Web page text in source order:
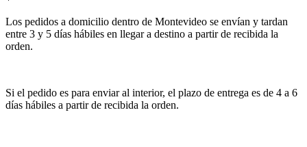
Los pedidos a domicilio dentro de Montevideo se envían y tardan
entre 3 y 5 días hábiles en llegar a destino a partir de recibida la
orden.
Si el pedido es para enviar al interior, el plazo de entrega es de 4 a 6
días hábiles a partir de recibida la orden.